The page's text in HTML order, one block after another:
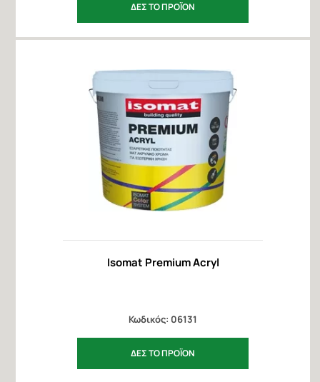
ΔΕΣ ΤΟ ΠΡΟΪΟΝ
Isomat Premium Acryl
Κωδικός: 06131
ΔΕΣ ΤΟ ΠΡΟΪΟΝ